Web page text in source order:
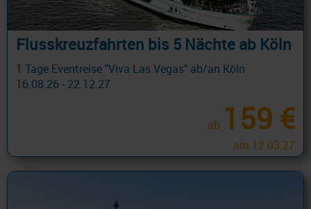
Flusskreuzfahrten bis 5 Nächte ab Köln
1 Tage Eventreise "Viva Las Vegas" ab/an Köln
16.08.26 - 22.12.27
ab 159 €
am 12.03.27